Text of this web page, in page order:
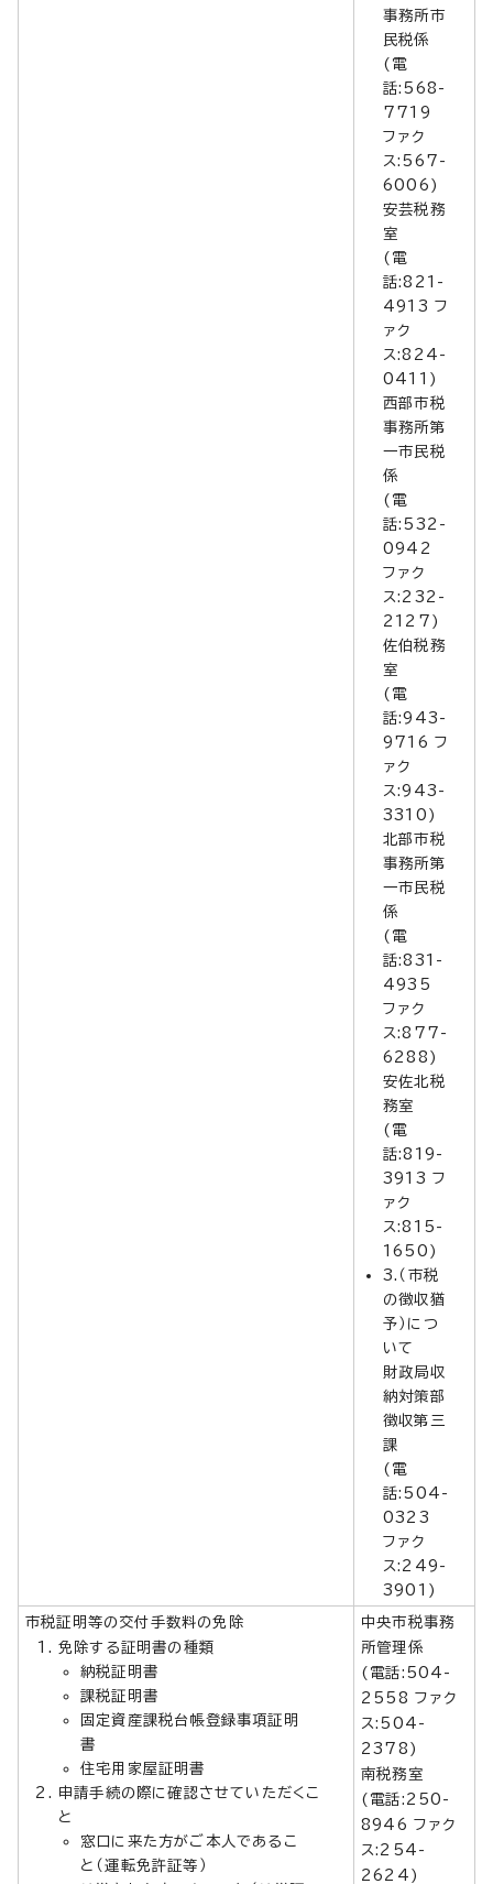
事務所市
民税係
(電
話:568-
7719
ファク
ス:567-
6006)
安芸税務
室
(電
話:821-
4913 フ
ァク
ス:824-
0411)
西部市税
事務所第
一市民税
係
(電
話:532-
0942
ファク
ス:232-
2127)
佐伯税務
室
(電
話:943-
9716 フ
ァク
ス:943-
3310)
北部市税
事務所第
一市民税
係
(電
話:831-
4935
ファク
ス:877-
6288)
安佐北税
務室
(電
話:819-
3913 フ
ァク
ス:815-
1650)
3.（市税
の徴収猶
予）につ
いて
財政局収
納対策部
徴収第三
課
(電
話:504-
0323
ファク
ス:249-
3901)
市税証明等の交付手数料の免除
免除する証明書の種類
納税証明書
課税証明書
固定資産課税台帳登録事項証明
書
住宅用家屋証明書
申請手続の際に確認させていただくこ
と
窓口に来た方がご本人であるこ
と（運転免許証等）
中央市税事務
所管理係
(電話:504-
2558 ファク
ス:504-
2378)
南税務室
(電話:250-
8946 ファク
ス:254-
2624)